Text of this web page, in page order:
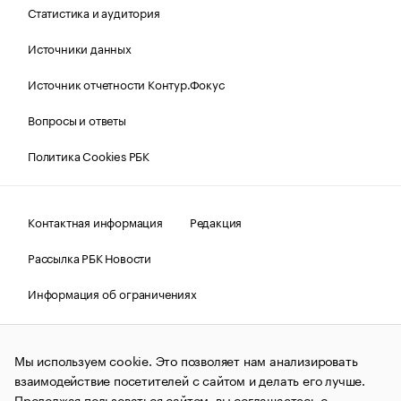
Статистика и аудитория
Источники данных
Источник отчетности Контур.Фокус
Вопросы и ответы
Политика Cookies РБК
Контактная информация
Редакция
Рассылка РБК Новости
Информация об ограничениях
Правовая информация
О соблюдении авторских прав
© АО «РОСБИЗНЕСКОНСАЛТИНГ»,1995–2026.Сообщения
и материалы информационного агентства «РБК»
(зарегистрировано Федеральной службой по надзору в сфере
Мы используем cookie. Это позволяет нам анализировать
взаимодействие посетителей с сайтом и делать его лучше.